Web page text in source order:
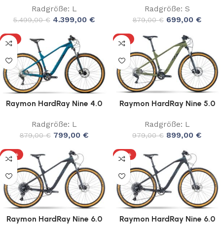
Radgröße: L
5.499,00€ 4.399,00 €
Radgröße: S
879,00€ 699,00 €
-9%
Raymon HardRay Nine 4.0
Radgröße: L
879,00€ 799,00 €
-8%
Raymon HardRay Nine 5.0
Radgröße: L
979,00€ 899,00 €
-12%
Raymon HardRay Nine 6.0
-12%
Raymon HardRay Nine 6.0